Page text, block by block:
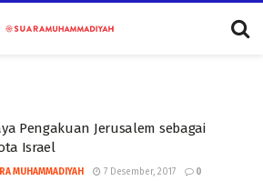
Pengakuan Jerusalem sebagai
Israel
MUHAMMADIYAH 7 Desember, 2017 0